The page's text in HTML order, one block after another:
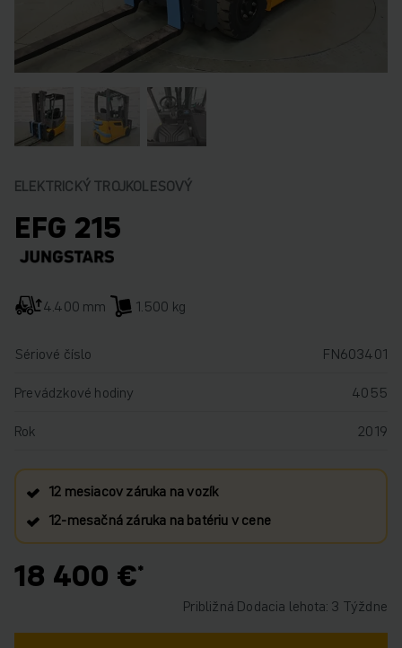
ELEKTRICKÝ TROJKOLESOVÝ
EFG 215
4.400 mm 1.500 kg
Sériové číslo
FN603401
Prevádzkové hodiny
4055
Rok
2019
12 mesiacov záruka na vozík
12‑mesačná záruka na batériu v cene
18 400 €
Približná Dodacia lehota: 3 Týždne